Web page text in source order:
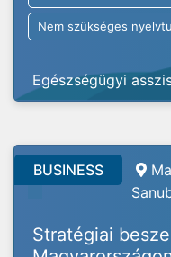
Nem szükséges
Egészségügyi
BUSINESS
Stratégiai